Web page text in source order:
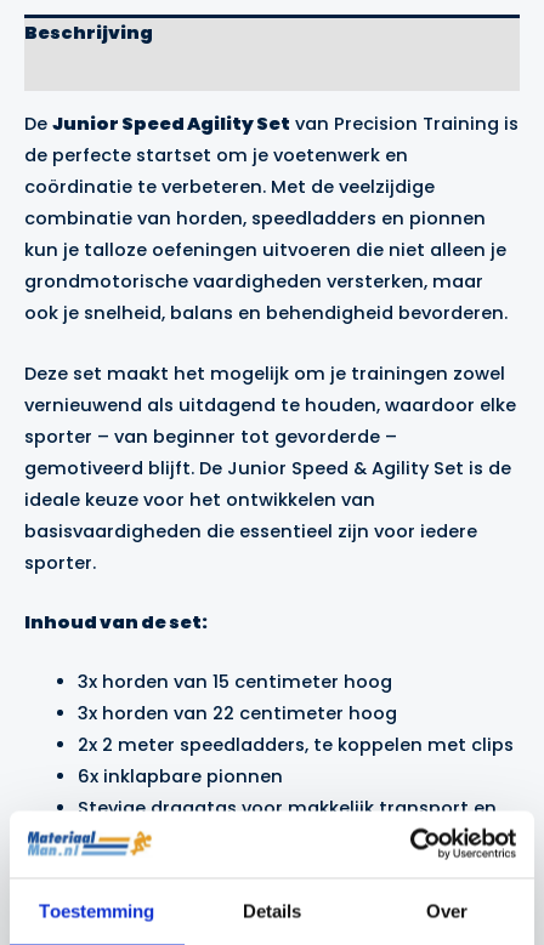
Toestemming Details Over
aantal
Beschrijving
De Junior Speed Agility Set van Precision Training is
de perfecte startset om je voetenwerk en
coördinatie te verbeteren. Met de veelzijdige
combinatie van horden, speedladders en pionnen
kun je talloze oefeningen uitvoeren die niet alleen je
grondmotorische vaardigheden versterken, maar
ook je snelheid, balans en behendigheid bevorderen.
Deze set maakt het mogelijk om je trainingen zowel
vernieuwend als uitdagend te houden, waardoor elke
sporter – van beginner tot gevorderde –
gemotiveerd blijft. De Junior Speed & Agility Set is de
ideale keuze voor het ontwikkelen van
basisvaardigheden die essentieel zijn voor iedere
sporter.
Inhoud van de set:
3x horden van 15 centimeter hoog
3x horden van 22 centimeter hoog
2x 2 meter speedladders, te koppelen met clips
6x inklapbare pionnen
Stevige draagtas voor makkelijk transport en
opbergen